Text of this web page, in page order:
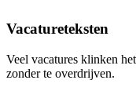
Vacatureteksten
Veel vacatures klinken
zonder te overdrijven.